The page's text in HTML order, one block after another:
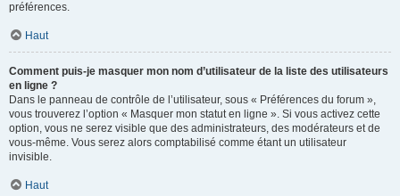
préférences.
Haut
Comment puis-je masquer mon nom d’utilisateur de la liste des utilisateurs
en ligne ?
Dans le panneau de contrôle de l’utilisateur, sous « Préférences du forum »,
vous trouverez l’option « Masquer mon statut en ligne ». Si vous activez cette
option, vous ne serez visible que des administrateurs, des modérateurs et de
vous-même. Vous serez alors comptabilisé comme étant un utilisateur
invisible.
Haut